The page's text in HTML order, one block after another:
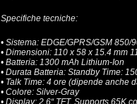
Specifiche tecniche:
• Sistema: EDGE/GPRS/GSM 850/
• Dimensioni: 110 x 58 x 15.4 mm
• Batteria: 1300 mAh Lithium-Ion
• Durata Batteria: Standby Time:
• Talk Time: 4 ore (dipende anche
• Colore: Silver-Gray
• Display: 2.6“ TFT, Supports 65K